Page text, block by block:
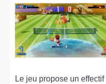
Le jeu propose un